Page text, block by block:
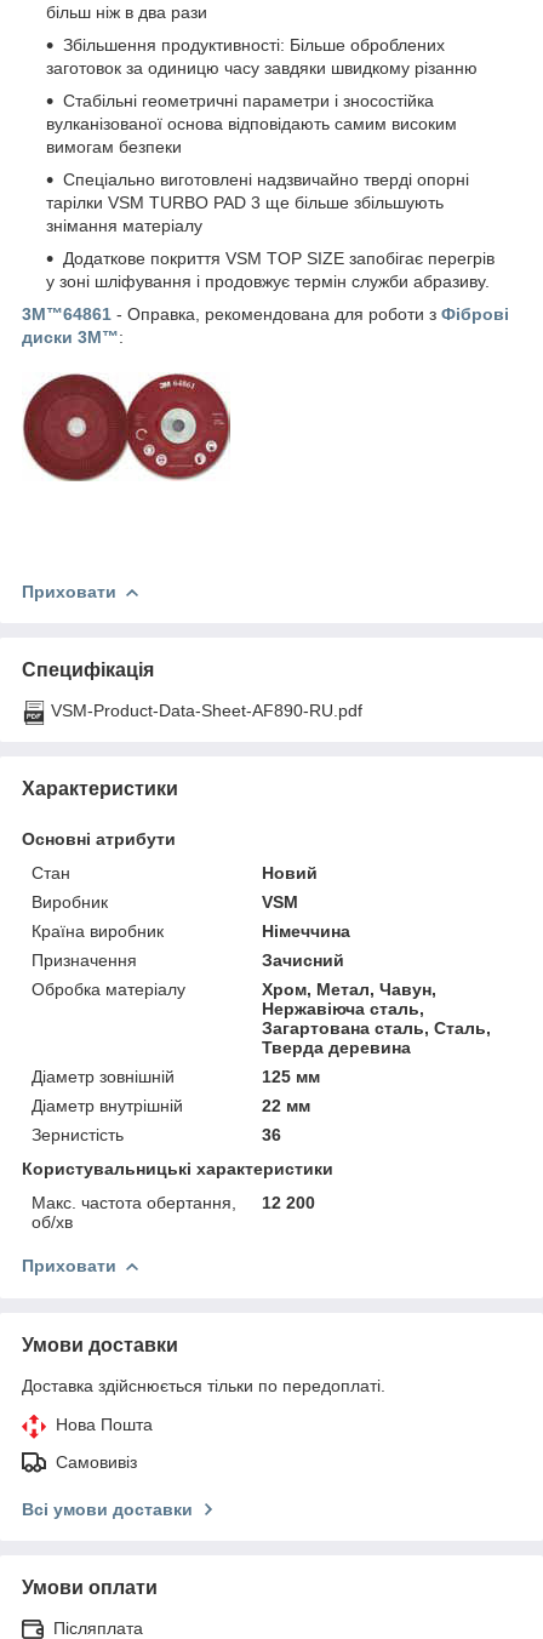
більш ніж в два рази
Збільшення продуктивності: Більше оброблених
заготовок за одиницю часу завдяки швидкому різанню
Стабільні геометричні параметри і зносостійка
вулканізованої основа відповідають самим високим
вимогам безпеки
Спеціально виготовлені надзвичайно тверді опорні
тарілки VSM TURBO PAD 3 ще більше збільшують
знімання матеріалу
Додаткове покриття VSM TOP SIZE запобігає перегрів
у зоні шліфування і продовжує термін служби абразиву.
3M™64861 - Оправка, рекомендована для роботи з Фіброві
диски 3M™:
Приховати
Специфікація
VSM-Product-Data-Sheet-AF890-RU.pdf
Характеристики
Основні атрибути
Стан
Новий
Виробник
VSM
Країна виробник
Німеччина
Призначення
Зачисний
Обробка матеріалу
Хром, Метал, Чавун,
Нержавіюча сталь,
Загартована сталь, Сталь,
Тверда деревина
Діаметр зовнішній
125 мм
Діаметр внутрішній
22 мм
Зернистість
36
Користувальницькі характеристики
Макс. частота обертання,
об/хв
12 200
Приховати
Умови доставки
Доставка здійснюється тільки по передоплаті.
Нова Пошта
Самовивіз
Всі умови доставки
Умови оплати
Післяплата